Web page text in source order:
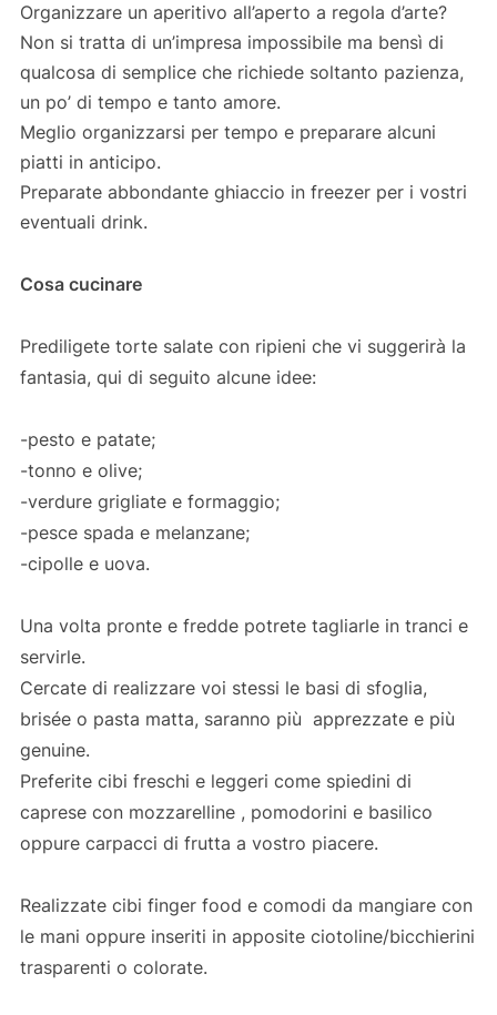
Organizzare un aperitivo all’aperto a regola d’arte?
Non si tratta di un’impresa impossibile ma bensì di
qualcosa di semplice che richiede soltanto pazienza,
un po’ di tempo e tanto amore.
Meglio organizzarsi per tempo e preparare alcuni
piatti in anticipo.
Preparate abbondante ghiaccio in freezer per i vostri
eventuali drink.
Cosa cucinare
Prediligete torte salate con ripieni che vi suggerirà la
fantasia, qui di seguito alcune idee:
-pesto e patate;
-tonno e olive;
-verdure grigliate e formaggio;
-pesce spada e melanzane;
-cipolle e uova.
Una volta pronte e fredde potrete tagliarle in tranci e
servirle.
Cercate di realizzare voi stessi le basi di sfoglia,
brisée o pasta matta, saranno più apprezzate e più
genuine.
Preferite cibi freschi e leggeri come spiedini di
caprese con mozzarelline , pomodorini e basilico
oppure carpacci di frutta a vostro piacere.
Realizzate cibi finger food e comodi da mangiare con
le mani oppure inseriti in apposite ciotoline/bicchierini
trasparenti o colorate.